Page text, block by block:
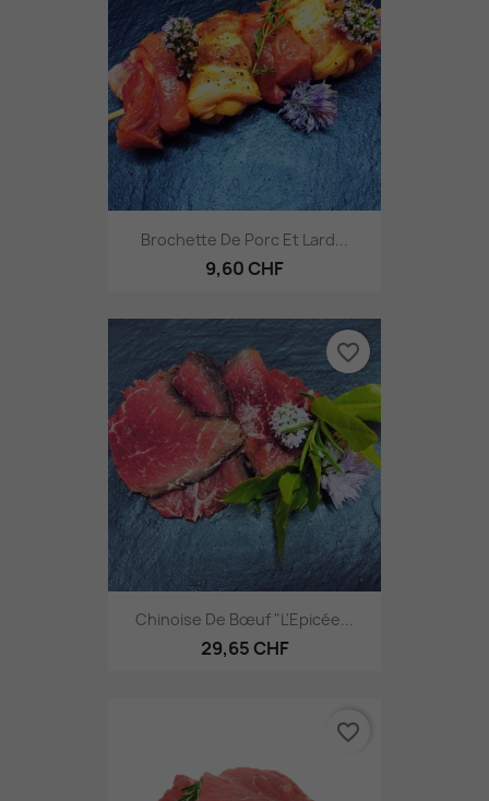
Brochette De Porc Et Lard...
9,60 CHF
Chinoise De Bœuf "L'Epicée...
29,65 CHF
favorite_border
favorite_border